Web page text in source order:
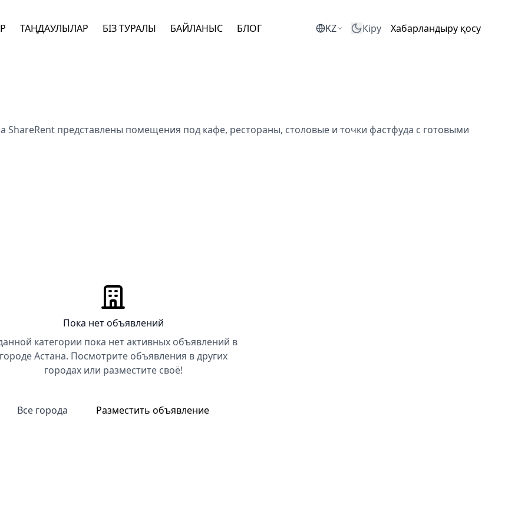
ТАҢДАУЛЫЛАР БІЗ ТУРАЛЫ БАЙЛАНЫС БЛОГ KZ Кіру Хабарландыру қосу
представлены помещения под кафе, рестораны, столовые и точки фастфуда с готовыми
Пока нет объявлений
категории пока нет активных объявлений в
Астана. Посмотрите объявления в других
городах или разместите своё!
Все города Разместить объявление